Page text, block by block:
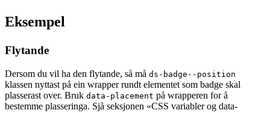
Eksempel
Flytande
Dersom du vil ha den flytande, så må ds-badge--position
klassen nyttast på ein wrapper rundt elementet som badge skal
plasserast over. Bruk data-placement på wrapperen for å
bestemme plasseringa. Sjå seksjonen «CSS variabler og data-